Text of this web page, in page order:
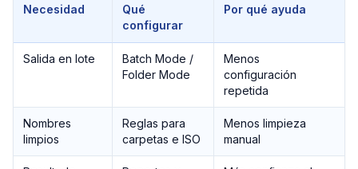
Necesidad
Qué
configurar
Por qué ayuda
Salida en lote
Batch Mode /
Folder Mode
Menos
configuración
repetida
Nombres
limpios
Reglas para
carpetas e ISO
Menos limpieza
manual